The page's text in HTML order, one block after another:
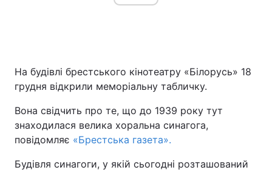
На будівлі брестського кінотеатру «Білорусь» 18
грудня відкрили меморіальну табличку.
Вона свідчить про те, що до 1939 року тут
знаходилася велика хоральна синагога,
повідомляє «Брестська газета».
Будівля синагоги, у якій сьогодні розташований